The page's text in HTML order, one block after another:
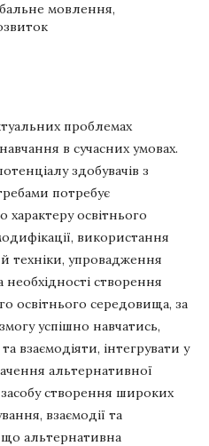
мовлення,
проблемах
в сучасних умовах.
здобувачів з
потребує
характеру освітнього
використання
техніки, упровадження
створення
освітнього середовища, за
успішно навчатись,
взаємодіяти, інтегрувати у
альтернативної
засобу створення широких
взаємодії та
що альтернативна